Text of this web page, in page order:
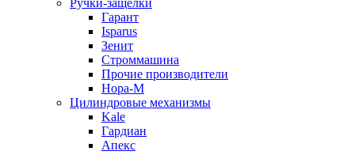
Ручки-защелки
Гарант
Isparus
Зенит
Строммашина
Прочие производители
Нора-М
Цилиндровые механизмы
Kale
Гардиан
Апекс